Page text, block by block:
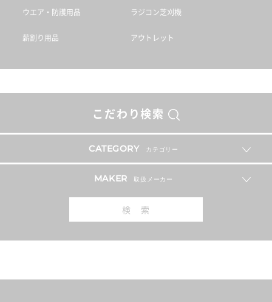
ウエア・防護用品
薪割り用品
ラジコン芝刈機
アウトレット
こだわり検索
CATEGORY カテゴリー
MAKER 取扱メーカー
検 索